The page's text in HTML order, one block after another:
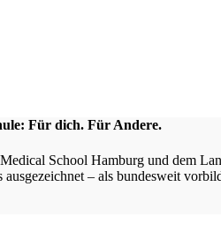
Für dich. Für Andere.
School Hamburg und dem
– als bundesweit